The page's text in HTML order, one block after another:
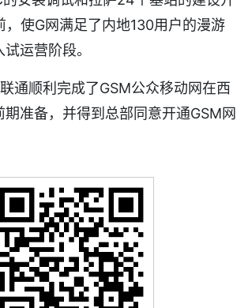
，使G网满足了内地130用户的漫游
运营阶段。
通顺利完成了GSM公众移动网在西
准备，并得到总部同意开通GSM网